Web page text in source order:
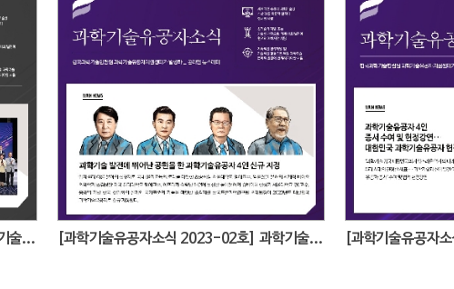
[과학기술유공자소식 2024-01호] 과학기술인의 열정과 헌신, 대한민국의 번영과 발전을 이끌다 [과학기술유공자소식 2023-02호] 과학기술 발전에 뛰어난 공헌을 한 과학기술유공자 4인 신규 지정